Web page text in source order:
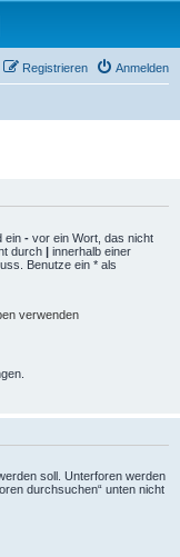
Anmelden
Registrieren
ein - vor ein Wort, das nicht
durch | innerhalb einer
Benutze ein * als
verwenden
soll. Unterforen werden
durchsuchen“ unten nicht